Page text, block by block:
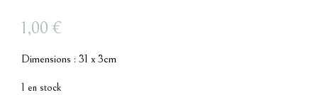
1,00 €
Dimensions : 31 x 3cm
1 en stock